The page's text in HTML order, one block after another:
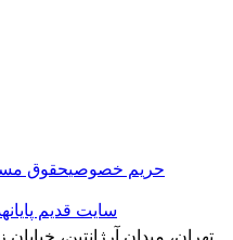
حریم خصوصیحقوق
سایت قدیم پایانه